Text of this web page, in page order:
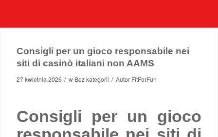
Consigli per un gioco responsabile nei
siti di casinò italiani non AAMS
27 kwietnia 2026 / w Bez kategorii / Autor FitForFun
Consigli per un gioco